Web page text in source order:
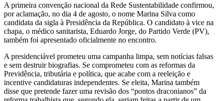
A primeira convenção nacional da Rede Sustentabilidade confirmou,
por aclamação, no dia 4 de agosto, o nome Marina Silva como
candidata da sigla à Presidência da República. O candidato à vice na
chapa, o médico sanitarista, Eduardo Jorge, do Partido Verde (PV),
também foi apresentado oficialmente no encontro.
A presidenciável prometeu uma campanha limpa, sem notícias falsas
e sem destruir biografias. Se comprometeu com as reformas da
Previdência, tributária e política, que acabe com a reeleição e
incentive candidaturas independentes. Se eleita, Marina também
disse que pretende fazer uma revisão dos “pontos draconianos” da